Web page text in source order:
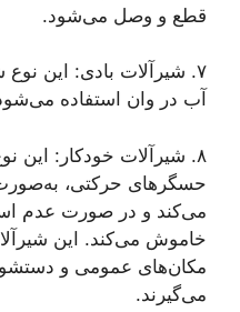
قطع و وصل می‌شود.
۷. شیرآلات بادی: این
آب در وان استفاده
۸. شیرآلات خودکار: این
حسگرهای حرکتی،
می‌کند و در صورت عدم
خاموش می‌کند. این
مکان‌های عمومی و
می‌گیرند.